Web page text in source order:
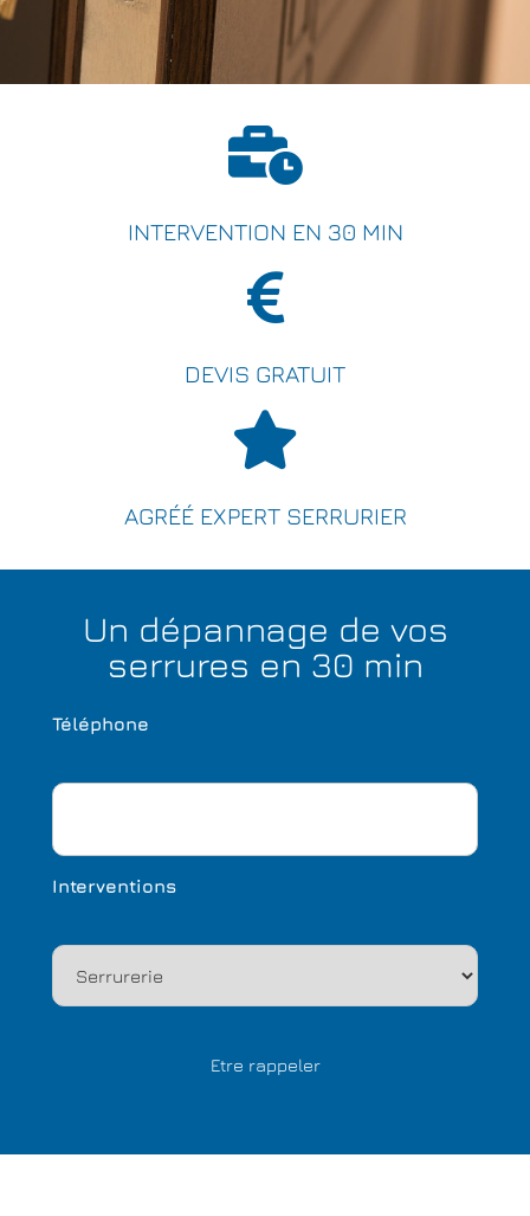
INTERVENTION EN 30 MIN
DEVIS GRATUIT
AGRÉÉ EXPERT SERRURIER
Un dépannage de vos
serrures en 30 min
Téléphone
Interventions